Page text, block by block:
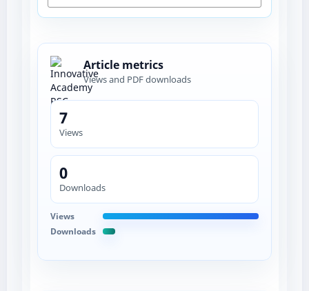
Article metrics
Views and PDF downloads
7
Views
0
Downloads
Views
Downloads